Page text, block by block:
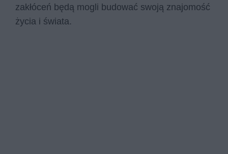
zakłóceń będą mogli budować swoją znajomość
życia i świata.